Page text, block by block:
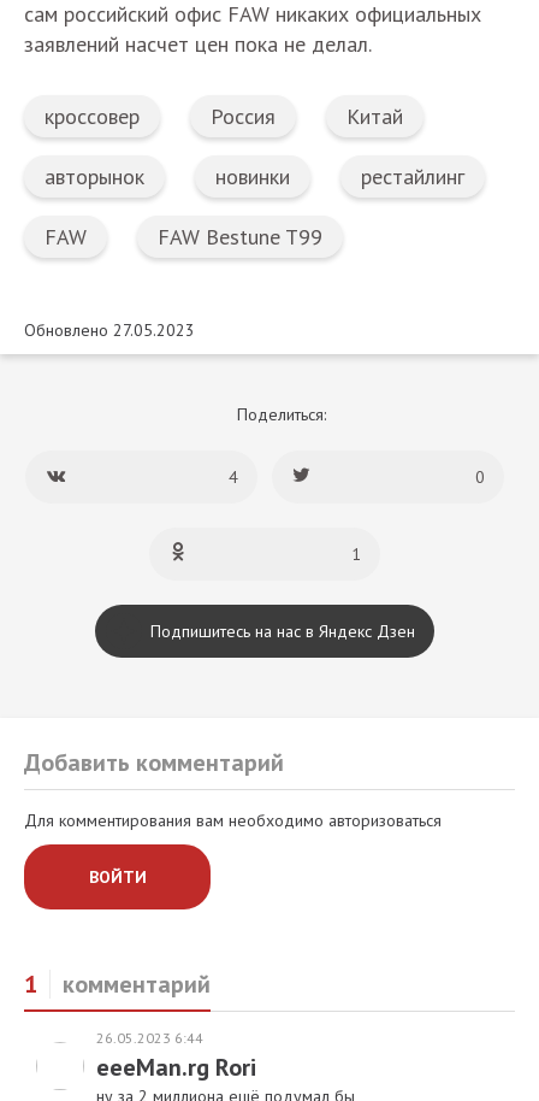
сам российский офис FAW никаких официальных
заявлений насчет цен пока не делал.
кроссовер Россия Китай
авторынок новинки рестайлинг
FAW FAW Bestune T99
Обновлено 27.05.2023
Поделиться:
4 0
1
Подпишитесь на нас в Яндекс Дзен
Добавить комментарий
Для комментирования вам необходимо авторизоваться
ВОЙТИ
1 комментарий
26.05.2023 6:44
eeeMan.rg Rori
ну за 2 миллиона ещё подумал бы